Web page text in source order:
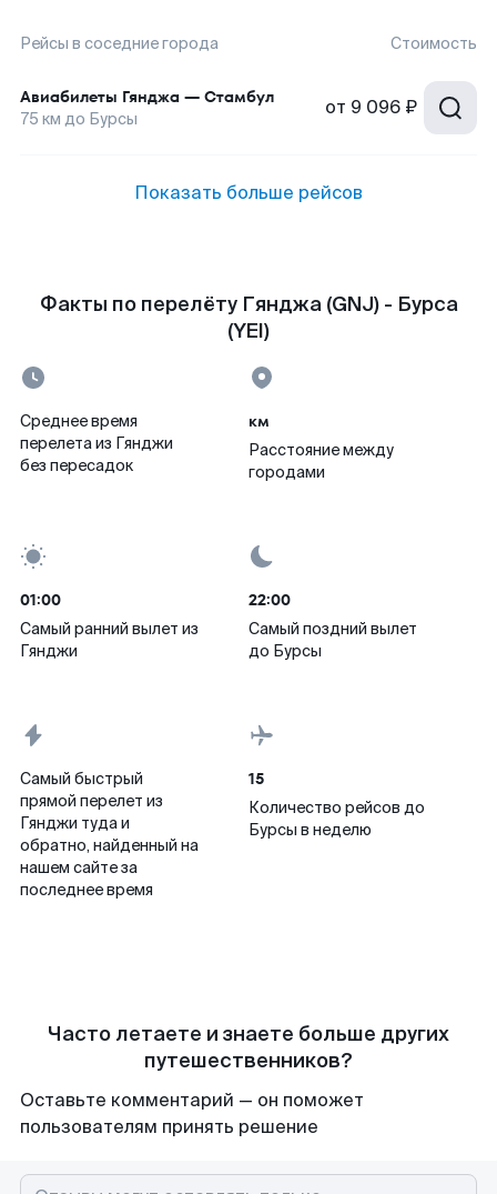
Рейсы в соседние города Стоимость
Авиабилеты Гянджа — Стамбул
75 км до Бурсы от 9 096 ₽
Показать больше рейсов
Факты по перелёту Гянджа (GNJ) - Бурса
(YEI)
Среднее время
перелета из Гянджи
без пересадок
км
Расстояние между
городами
01:00
Самый ранний вылет из
Гянджи
22:00
Самый поздний вылет
до Бурсы
Самый быстрый
прямой перелет из
Гянджи туда и
обратно, найденный на
нашем сайте за
последнее время
15
Количество рейсов до
Бурсы в неделю
Часто летаете и знаете больше других
путешественников?
Оставьте комментарий — он поможет
пользователям принять решение